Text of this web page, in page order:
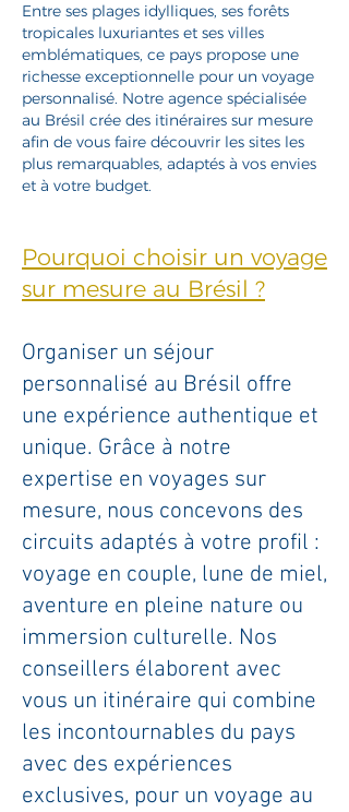
Entre ses plages idylliques, ses forêts
tropicales luxuriantes et ses villes
emblématiques, ce pays propose une
richesse exceptionnelle pour un voyage
personnalisé. Notre agence spécialisée
au Brésil crée des itinéraires sur mesure
afin de vous faire découvrir les sites les
plus remarquables, adaptés à vos envies
et à votre budget.
Pourquoi choisir un voyage
sur mesure au Brésil ?
Organiser un séjour
personnalisé au Brésil offre
une expérience authentique et
unique. Grâce à notre
expertise en voyages sur
mesure, nous concevons des
circuits adaptés à votre profil :
voyage en couple, lune de miel,
aventure en pleine nature ou
immersion culturelle. Nos
conseillers élaborent avec
vous un itinéraire qui combine
les incontournables du pays
avec des expériences
exclusives, pour un voyage au